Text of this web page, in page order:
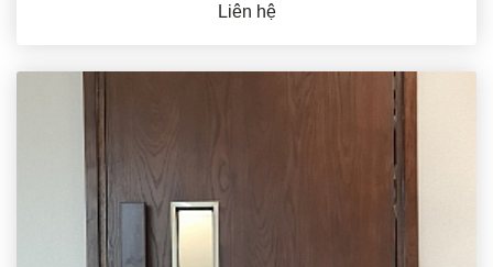
Liên hệ